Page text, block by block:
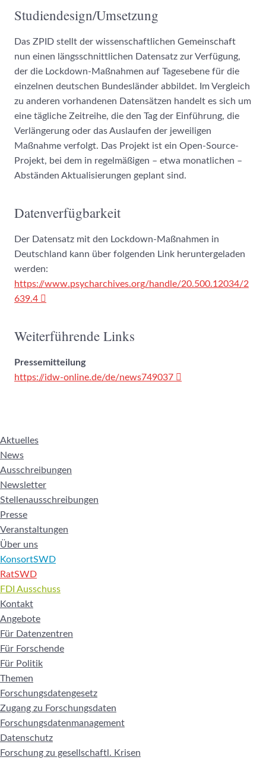
Studiendesign/Umsetzung
Das ZPID stellt der wissenschaftlichen Gemeinschaft
nun einen längsschnittlichen Datensatz zur Verfügung,
der die Lockdown-Maßnahmen auf Tagesebene für die
einzelnen deutschen Bundesländer abbildet. Im Vergleich
zu anderen vorhandenen Datensätzen handelt es sich um
eine tägliche Zeitreihe, die den Tag der Einführung, die
Verlängerung oder das Auslaufen der jeweiligen
Maßnahme verfolgt. Das Projekt ist ein Open-Source-
Projekt, bei dem in regelmäßigen – etwa monatlichen –
Abständen Aktualisierungen geplant sind.
Datenverfügbarkeit
Der Datensatz mit den Lockdown-Maßnahmen in
Deutschland kann über folgenden Link heruntergeladen
werden:
https://www.psycharchives.org/handle/20.500.12034/2
639.4
Weiterführende Links
Pressemitteilung
https://idw-online.de/de/news749037
Aktuelles
News
Ausschreibungen
Newsletter
Stellenausschreibungen
Presse
Veranstaltungen
Über uns
KonsortSWD
RatSWD
FDI Ausschuss
Kontakt
Angebote
Für Datenzentren
Für Forschende
Für Politik
Themen
Forschungsdatengesetz
Zugang zu Forschungsdaten
Forschungsdatenmanagement
Datenschutz
Forschung zu gesellschaftl. Krisen